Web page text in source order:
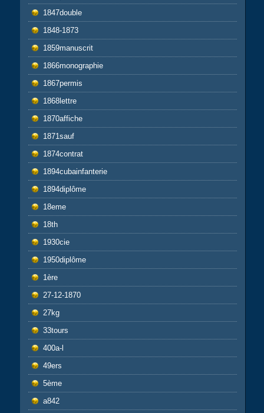
1847double
1848-1873
1859manuscrit
1866monographie
1867permis
1868lettre
1870affiche
1871sauf
1874contrat
1894cubainfanterie
1894diplôme
18eme
18th
1930cie
1950diplôme
1ère
27-12-1870
27kg
33tours
400a-l
49ers
5ème
a842